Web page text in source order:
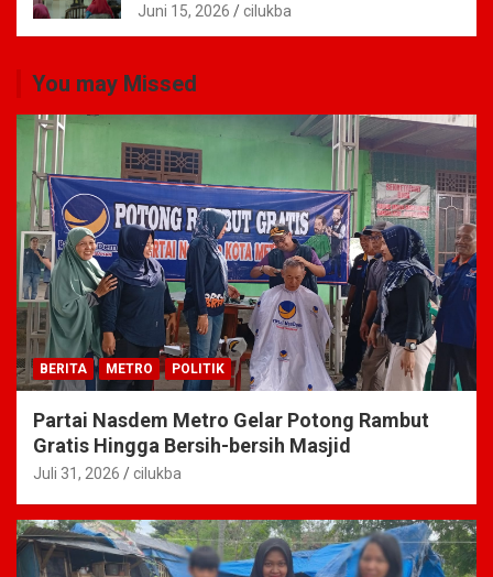
Juni 15, 2026 cilukba
You may Missed
BERITA METRO POLITIK
Partai Nasdem Metro Gelar Potong Rambut
Gratis Hingga Bersih-bersih Masjid
Juli 31, 2026 cilukba